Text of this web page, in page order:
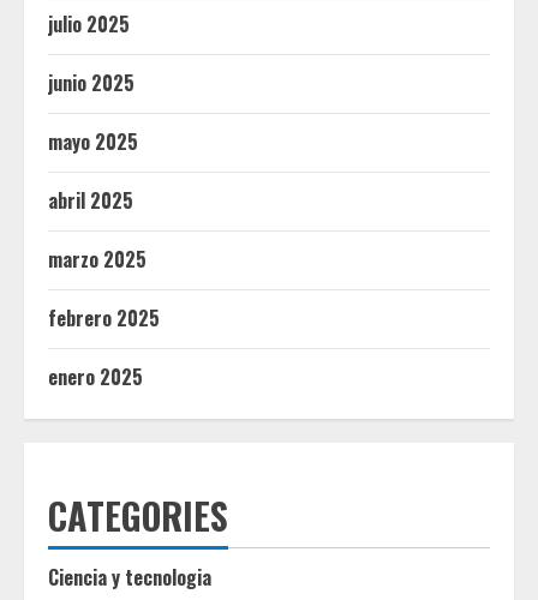
julio 2025
junio 2025
mayo 2025
abril 2025
marzo 2025
febrero 2025
enero 2025
CATEGORIES
Ciencia y tecnologia